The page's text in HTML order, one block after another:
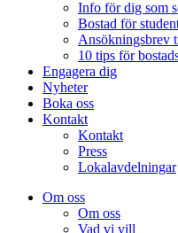
Info för dig som
Bostad för
Ansökningsbrev
10 tips för
Engagera dig
Nyheter
Boka oss
Kontakt
Kontakt
Press
Lokalavdelningar
Om oss
Om oss
Vad vi vill